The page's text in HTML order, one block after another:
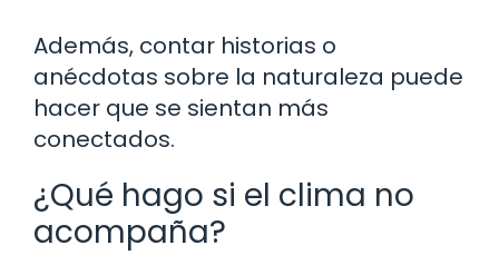
Además, contar historias o
anécdotas sobre la naturaleza puede
hacer que se sientan más
conectados.
¿Qué hago si el clima no
acompaña?